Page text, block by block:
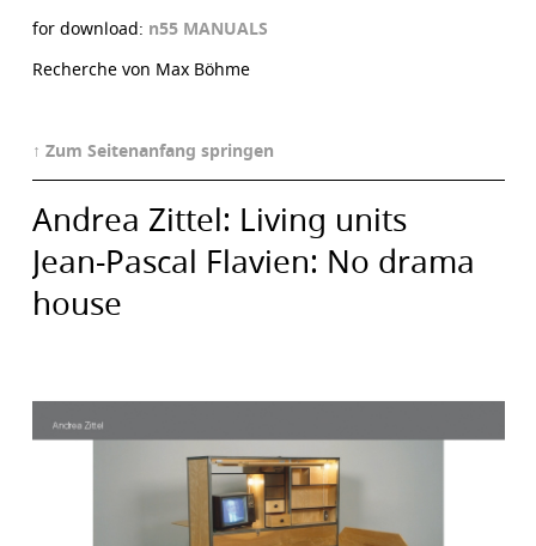
for download: n55 MANUALS
Recherche von Max Böhme
↑ Zum Seitenanfang springen
Andrea Zittel: Living units
Jean-Pascal Flavien: No drama
house